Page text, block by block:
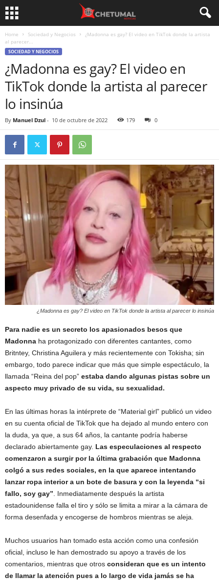
Home Sociedad y Negocios
¿Madonna es gay? El video en TikTok donde la artista
al parecer...
SOCIEDAD Y NEGOCIOS
¿Madonna es gay? El video en
TikTok donde la artista al parecer
lo insinúa
By Manuel Dzul - 10 de octubre de 2022 179 0
¿Madonna es gay? El video en TikTok donde la artista al parecer lo insinúa
Para nadie es un secreto los apasionados besos que
Madonna ha protagonizado con diferentes cantantes, como
Britntey, Christina Aguilera y más recientemente con Tokisha; sin
embargo, todo parece indicar que más que simple espectáculo, la
llamada “Reina del pop” estaba dando algunas pistas sobre un
aspecto muy privado de su vida, su sexualidad.
En las últimas horas la intérprete de “Material girl” publicó un video
en su cuenta oficial de TikTok que ha dejado al mundo entero con
la duda, ya que, a sus 64 años, la cantante podría haberse
declarado abiertamente gay. Las especulaciones al respecto
comenzaron a surgir por la última grabación que Madonna
colgó a sus redes sociales, en la que aparece intentando
lanzar ropa interior a un bote de basura y con la leyenda “si
fallo, soy gay” . Inmediatamente después la artista
estadounidense falla el tiro y sólo se limita a mirar a la cámara de
forma desenfada y encogerse de hombros mientras se aleja.
Muchos usuarios han tomado esta acción como una confesión
oficial, incluso le han demostrado su apoyo a través de los
comentarios, mientras que otros consideran que es un intento
de llamar la atención pues a lo largo de vida jamás se ha